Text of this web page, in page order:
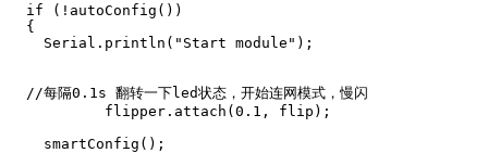
  if (!autoConfig())
  {
    Serial.println("Start module");
  //每隔0.1s 翻转一下led状态，开始连网模式，慢闪
           flipper.attach(0.1, flip);
    smartConfig();